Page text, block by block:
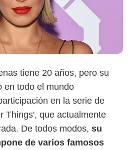
tiene 20 años, pero su
en todo el mundo
en la serie de
Things', que actualmente
De todos modos, su
de varios famosos